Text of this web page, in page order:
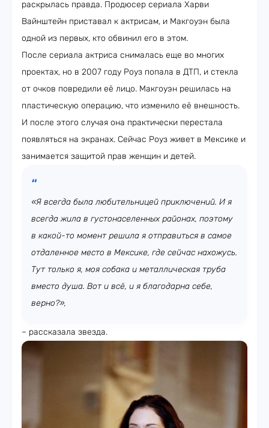
раскрылась правда. Продюсер сериала Харви
Вайнштейн приставал к актрисам, и Макгоуэн была
одной из первых, кто обвинил его в этом.
После сериала актриса снималась еще во многих
проектах, но в 2007 году Роуз попала в ДТП, и стекла
от очков повредили её лицо. Макгоуэн решилась на
пластическую операцию, что изменило её внешность.
И после этого случая она практически перестала
появляться на экранах. Сейчас Роуз живет в Мексике и
занимается защитой прав женщин и детей.
«Я всегда была любительницей приключений. И я
всегда жила в густонаселенных районах, поэтому
в какой-то момент решила я отправиться в самое
отдаленное место в Мексике, где сейчас нахожусь.
Тут только я, моя собака и металлическая труба
вместо душа. Вот и всё, и я благодарна себе,
верно?»,
– рассказала звезда.